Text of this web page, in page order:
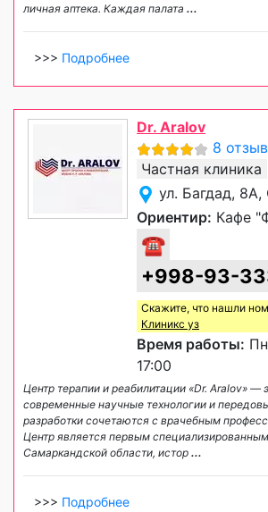
личная аптека. Каждая палата ...
>>> Подробнее
Dr. Aralov
8
Частная клиника
ул. Багдад,
Ориентир: Кафе
☎
+998-93-
Скажите, что нашли
Клиникс уз
Время работы:
17:00
Центр терапии и реабилитации «Dr. Aralov» —
современные научные технологии и
разработки сочетаются с врачебным
Центр является первым
Самаркандской области, истор ...
>>> Подробнее